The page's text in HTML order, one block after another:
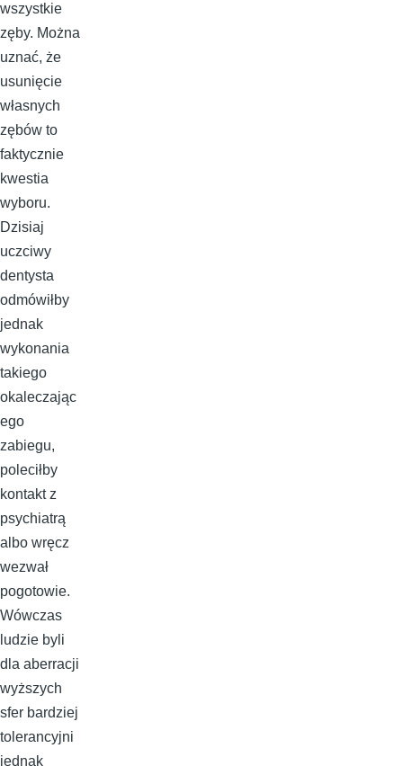
wszystkie
zęby. Można
uznać, że
usunięcie
własnych
zębów to
faktycznie
kwestia
wyboru.
Dzisiaj
uczciwy
dentysta
odmówiłby
jednak
wykonania
takiego
okaleczając
ego
zabiegu,
poleciłby
kontakt z
psychiatrą
albo wręcz
wezwał
pogotowie.
Wówczas
ludzie byli
dla aberracji
wyższych
sfer bardziej
tolerancyjni
jednak